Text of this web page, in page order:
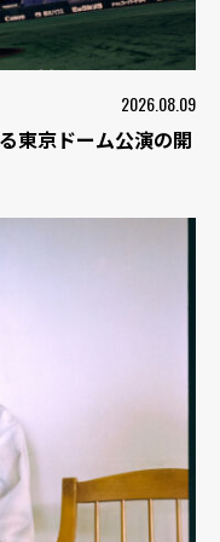
2026.08.09
東京ドーム公演の開